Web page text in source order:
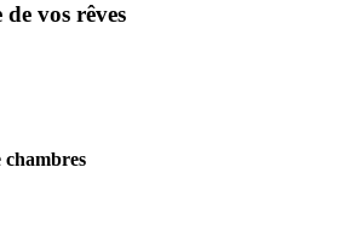
vos rêves
chambres